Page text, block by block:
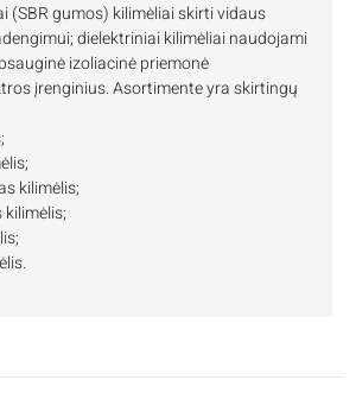
(SBR gumos) kilimėliai skirti vidaus
dielektriniai kilimėliai naudojami
izoliacinė priemonė
įrenginius. Asortimente yra skirtingų
kilimėlis;